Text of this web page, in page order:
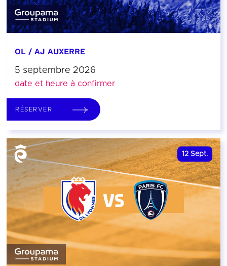
OL / AJ AUXERRE
5 septembre 2026
date et heure à confirmer
RÉSERVER
12 Sept.